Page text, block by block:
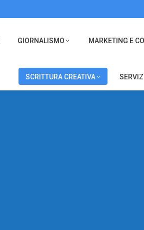
GIORNALISMO MARKETING E
SCRITTURA CREATIVA SERVIZI